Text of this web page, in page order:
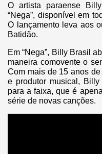
O artista paraense
“Nega”, disponível em
O lançamento leva aos
Batidão.
Em “Nega”, Billy Brasil
maneira comovente o
Com mais de 15 anos
e produtor musical,
para a faixa, que é
série de novas canções.